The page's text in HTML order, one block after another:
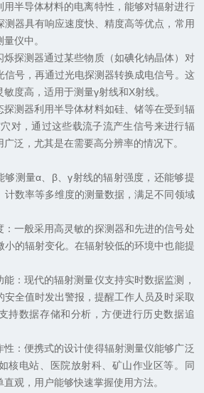
半导体材料的电离特性，能够对辐射进行
测器具有响应速度快、精度高等优点，常用
仪中。
探测器通过某些物质（如碘化钠晶体）对
信号，再通过光电探测器转换成电信号。这
度高，适用于测量γ射线和X射线。
测器利用半导体材料如硅、锗等在受到辐
对，通过这些载流子流产生信号来进行辐
泛，尤其是在需要高分辨率的情况下。
测量α、β、γ射线的辐射强度，还能够提
计数率等多维度的测量数据，满足不同领域
一般采用高灵敏的探测器和先进的信号处
小的辐射变化。在辐射较低的环境中也能提
现代的辐射测量仪支持实时数据监测，
安全值时发出警报，提醒工作人员及时采取
持数据存储和分析，方便进行历史数据追
：便携式的设计使得辐射测量仪能够广泛
核电站、医院放射科、矿山作业区等。同
观，用户能够快速掌握使用方法。